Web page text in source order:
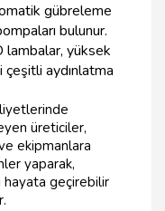
gübreleme
bulunur.
lambalar, yüksek
çeşitli aydınlatma
üreticiler,
ekipmanlara
yaparak,
hayata geçirebilir